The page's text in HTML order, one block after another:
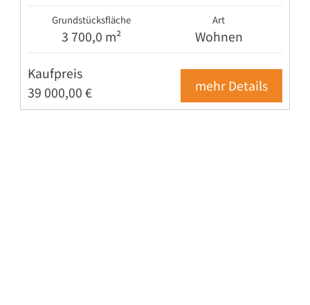
Grundstücksfläche
3 700,0 m²
Art
Wohnen
Kaufpreis
39 000,00 €
mehr Details